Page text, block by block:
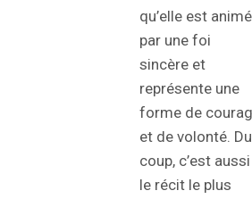
qu’elle est
par une foi
sincère et
représente une
forme de
et de volonté. Du
coup, c’est aussi
le récit le plus